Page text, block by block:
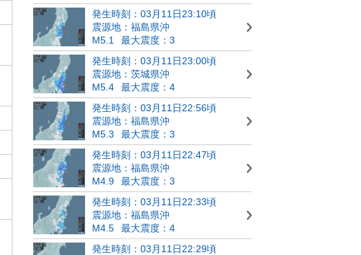
発生時刻：03月11日23:10頃
震源地：福島県沖
M5.1
最大震度：3
発生時刻：03月11日23:00頃
震源地：茨城県沖
M5.4
最大震度：4
発生時刻：03月11日22:56頃
震源地：福島県沖
M5.3
最大震度：3
発生時刻：03月11日22:47頃
震源地：福島県沖
M4.9
最大震度：3
発生時刻：03月11日22:33頃
震源地：福島県沖
M4.5
最大震度：4
発生時刻：03月11日22:29頃